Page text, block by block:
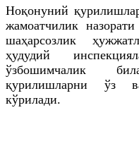
Ноқонуний
жамоатчилик
шаҳарсозлик
ҳудудий
ўзбошимчалик
қурилишларни ўз
кўрилади.